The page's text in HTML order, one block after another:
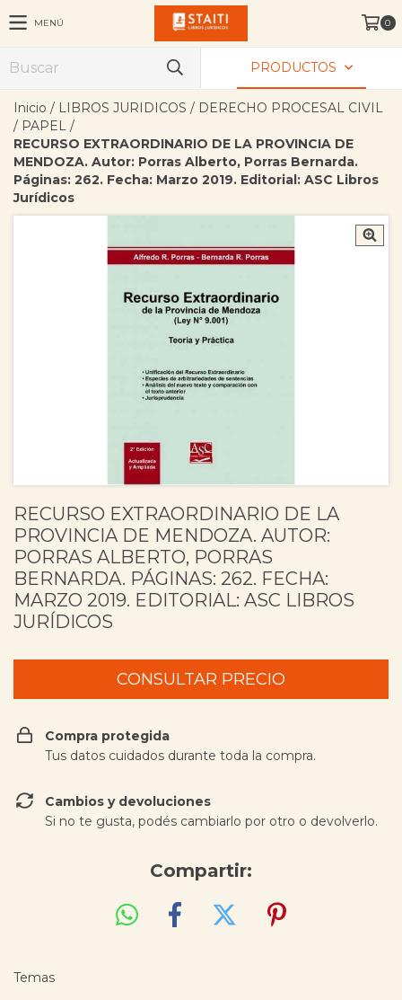
MENÚ 0
PRODUCTOS
Inicio / LIBROS JURIDICOS / DERECHO PROCESAL CIVIL
/ PAPEL /
RECURSO EXTRAORDINARIO DE LA PROVINCIA DE
MENDOZA. Autor: Porras Alberto, Porras Bernarda.
Páginas: 262. Fecha: Marzo 2019. Editorial: ASC Libros
Jurídicos
RECURSO EXTRAORDINARIO DE LA
PROVINCIA DE MENDOZA. AUTOR:
PORRAS ALBERTO, PORRAS
BERNARDA. PÁGINAS: 262. FECHA:
MARZO 2019. EDITORIAL: ASC LIBROS
JURÍDICOS
Compra protegida
Tus datos cuidados durante toda la compra.
Cambios y devoluciones
Si no te gusta, podés cambiarlo por otro o devolverlo.
Compartir:
Temas